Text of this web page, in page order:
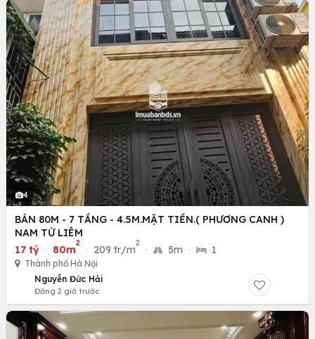
4
BÁN 80M - 7 TẦNG - 4.5M.MẶT TIỀN.( PHƯƠNG CANH )
NAM TỪ LIÊM
17 tỷ · 80m
2
· 209 tr/m
2
· 5m · 1
Thành phố Hà Nội
Nguyễn Đức Hải
Đăng 2 giờ trước